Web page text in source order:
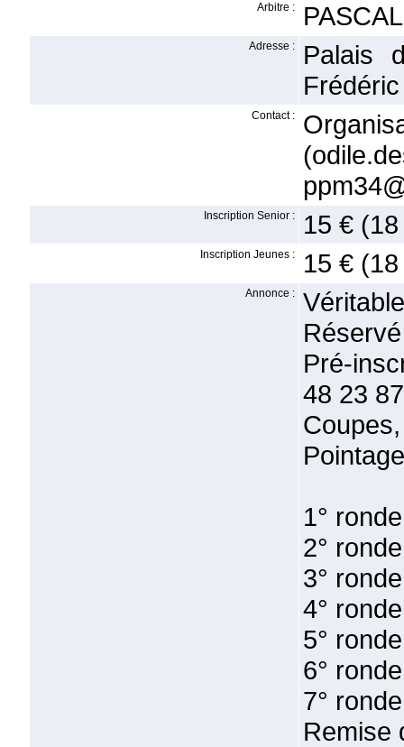
Arbitre :
Adresse :
Palais
Contact :
Inscription Senior : 15 €
Inscription Jeunes : 15 €
Annonce :
Pré-
48 23
1°
2°
3°
4°
5°
6°
7°
Remise